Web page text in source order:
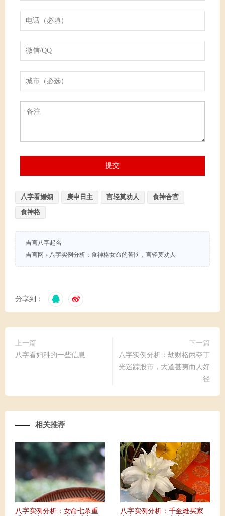
八字看婚姻 庚申日主 言轻莫劝人 食神合官
食神格
吉言八字起名
吉言网 » 八字实例分析：食神格女命的苦恼，言轻莫劝人
分享到：
上一篇
八字看妇科的一些信息
下一篇
八字实例分析：劫财格丙夺丁
光迷踪股市，大道甚夷而人好
径
相关推荐
八字实例分析：女命七杀重 八字实例分析：千金难买家